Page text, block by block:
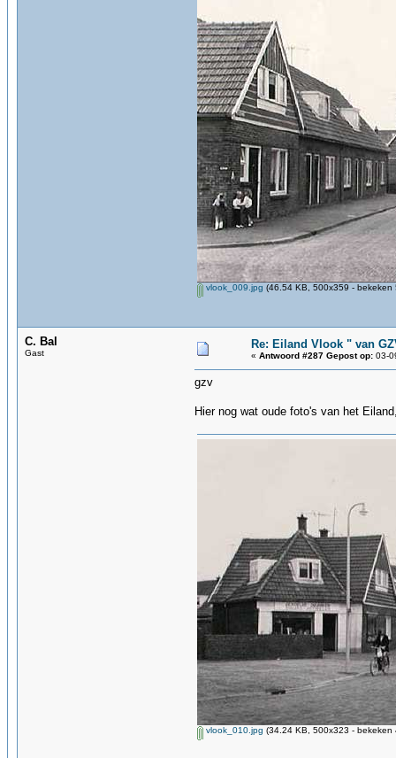
vlook_009.jpg (46.54 KB, 500x359 - bekeken
C. Bal
Gast
Re: Eiland Vlook " van
« Antwoord #287 Gepost op: 03-
gzv
Hier nog wat oude foto's van het
vlook_010.jpg (34.24 KB, 500x323 - bekeken